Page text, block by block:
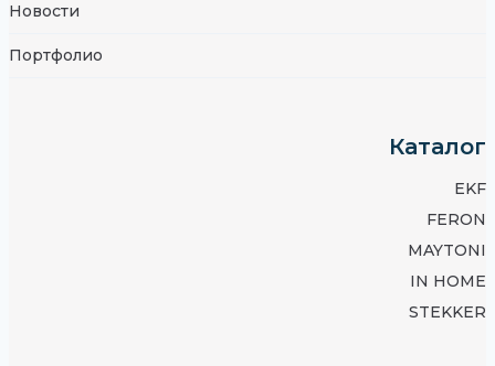
Новости
Портфолио
Каталог
EKF
FERON
MAYTONI
IN HOME
STEKKER